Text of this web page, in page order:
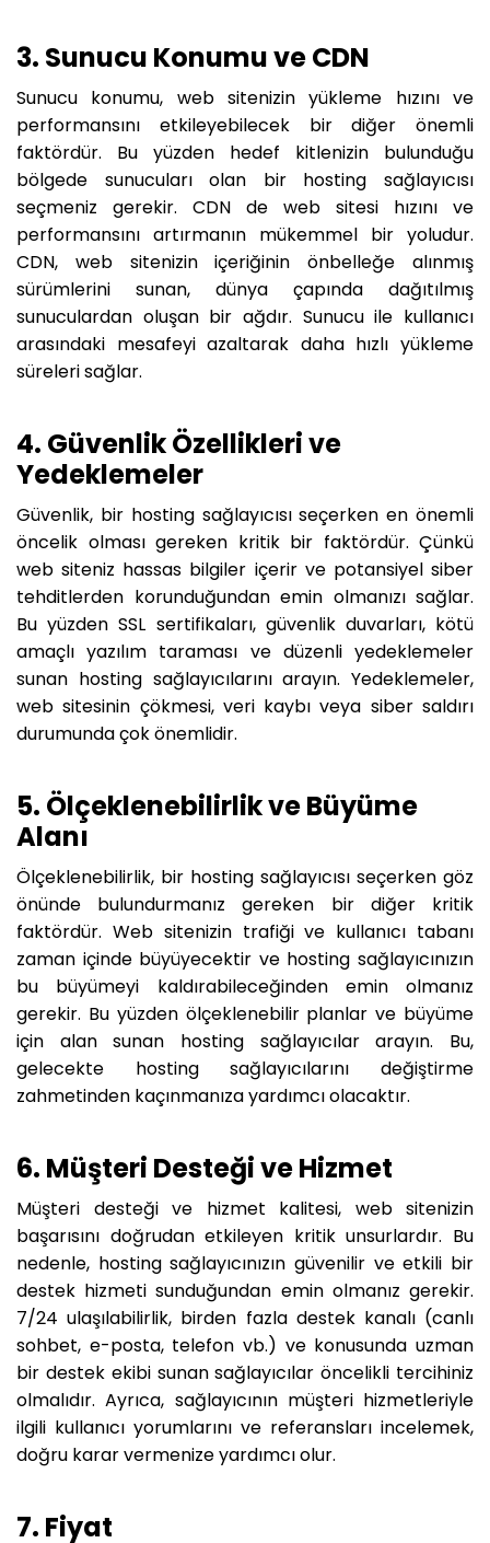
3. Sunucu Konumu ve CDN
Sunucu konumu, web sitenizin yükleme hızını ve
performansını etkileyebilecek bir diğer önemli
faktördür. Bu yüzden hedef kitlenizin bulunduğu
bölgede sunucuları olan bir hosting sağlayıcısı
seçmeniz gerekir. CDN de web sitesi hızını ve
performansını artırmanın mükemmel bir yoludur.
CDN, web sitenizin içeriğinin önbelleğe alınmış
sürümlerini sunan, dünya çapında dağıtılmış
sunuculardan oluşan bir ağdır. Sunucu ile kullanıcı
arasındaki mesafeyi azaltarak daha hızlı yükleme
süreleri sağlar.
4. Güvenlik Özellikleri ve
Yedeklemeler
Güvenlik, bir hosting sağlayıcısı seçerken en önemli
öncelik olması gereken kritik bir faktördür. Çünkü
web siteniz hassas bilgiler içerir ve potansiyel siber
tehditlerden korunduğundan emin olmanızı sağlar.
Bu yüzden SSL sertifikaları, güvenlik duvarları, kötü
amaçlı yazılım taraması ve düzenli yedeklemeler
sunan hosting sağlayıcılarını arayın. Yedeklemeler,
web sitesinin çökmesi, veri kaybı veya siber saldırı
durumunda çok önemlidir.
5. Ölçeklenebilirlik ve Büyüme
Alanı
Ölçeklenebilirlik, bir hosting sağlayıcısı seçerken göz
önünde bulundurmanız gereken bir diğer kritik
faktördür. Web sitenizin trafiği ve kullanıcı tabanı
zaman içinde büyüyecektir ve hosting sağlayıcınızın
bu büyümeyi kaldırabileceğinden emin olmanız
gerekir. Bu yüzden ölçeklenebilir planlar ve büyüme
için alan sunan hosting sağlayıcılar arayın. Bu,
gelecekte hosting sağlayıcılarını değiştirme
zahmetinden kaçınmanıza yardımcı olacaktır.
6. Müşteri Desteği ve Hizmet
Müşteri desteği ve hizmet kalitesi, web sitenizin
başarısını doğrudan etkileyen kritik unsurlardır. Bu
nedenle, hosting sağlayıcınızın güvenilir ve etkili bir
destek hizmeti sunduğundan emin olmanız gerekir.
7/24 ulaşılabilirlik, birden fazla destek kanalı (canlı
sohbet, e-posta, telefon vb.) ve konusunda uzman
bir destek ekibi sunan sağlayıcılar öncelikli tercihiniz
olmalıdır. Ayrıca, sağlayıcının müşteri hizmetleriyle
ilgili kullanıcı yorumlarını ve referansları incelemek,
doğru karar vermenize yardımcı olur.
7. Fiyat